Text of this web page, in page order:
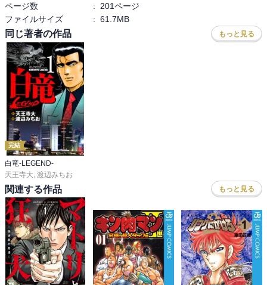
ページ数
:
201ページ
ファイルサイズ
: 61.7MB
同じ著者の作品 もっと見る
完結
白竜-LEGEND-
天王寺大, 渡辺みちお
関連する作品 もっと見る